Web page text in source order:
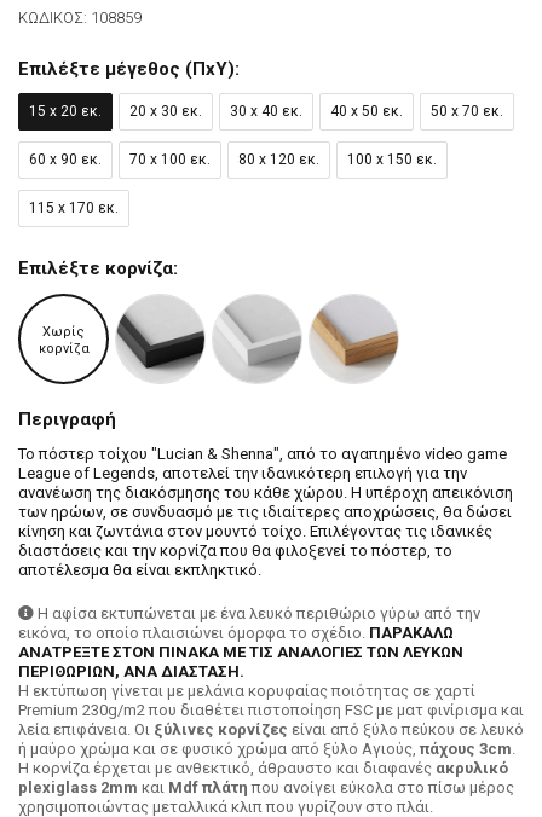
ΚΩΔΙΚΟΣ: 108859
Επιλέξτε μέγεθος (ΠxΥ):
15 x 20 εκ. 20 x 30 εκ. 30 x 40 εκ. 40 x 50 εκ. 50 x 70 εκ.
60 x 90 εκ. 70 x 100 εκ. 80 x 120 εκ. 100 x 150 εκ.
115 x 170 εκ.
Επιλέξτε κορνίζα:
Χωρίς
κορνίζα
Περιγραφή
Το πόστερ τοίχου "Lucian & Shenna", από το αγαπημένο video game
League of Legends, αποτελεί την ιδανικότερη επιλογή για την
ανανέωση της διακόσμησης του κάθε χώρου. Η υπέροχη απεικόνιση
των ηρώων, σε συνδυασμό με τις ιδιαίτερες αποχρώσεις, θα δώσει
κίνηση και ζωντάνια στον μουντό τοίχο. Επιλέγοντας τις ιδανικές
διαστάσεις και την κορνίζα που θα φιλοξενεί το πόστερ, το
αποτέλεσμα θα είναι εκπληκτικό.
Η αφίσα εκτυπώνεται με ένα λευκό περιθώριο γύρω από την
εικόνα, το οποίο πλαισιώνει όμορφα το σχέδιο. ΠΑΡΑΚΑΛΩ
ΑΝΑΤΡΕΞΤΕ ΣΤΟΝ ΠΙΝΑΚΑ ΜΕ ΤΙΣ ΑΝΑΛΟΓΙΕΣ ΤΩΝ ΛΕΥΚΩΝ
ΠΕΡΙΘΩΡΙΩΝ, ΑΝΑ ΔΙΑΣΤΑΣΗ.
H εκτύπωση γίνεται με μελάνια κορυφαίας ποιότητας σε χαρτί
Premium 230g/m2 που διαθέτει πιστοποίηση FSC με ματ φινίρισμα και
λεία επιφάνεια. Οι ξύλινες κορνίζες είναι από ξύλο πεύκου σε λευκό
ή μαύρο χρώμα και σε φυσικό χρώμα από ξύλο Αγιούς, πάχους 3cm.
Η κορνίζα έρχεται με ανθεκτικό, άθραυστο και διαφανές ακρυλικό
plexiglass 2mm και Mdf πλάτη που ανοίγει εύκολα στο πίσω μέρος
χρησιμοποιώντας μεταλλικά κλιπ που γυρίζουν στο πλάι.